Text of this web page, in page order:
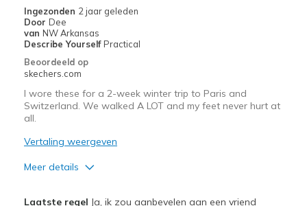
href="javascript:location.href=location.pathname;">hier</a>
de
page
met
de
migratiegeschiedenis
van
de
page_id
Ingezonden 2 jaar geleden
Door Dee
van NW Arkansas
Describe Yourself Practical
Beoordeeld op
skechers.com
I wore these for a 2-week winter trip to Paris and
Switzerland. We walked A LOT and my feet never hurt at
all.
Vertaling weergeven
Meer details
Laatste regel Ja, ik zou aanbevelen aan een vriend